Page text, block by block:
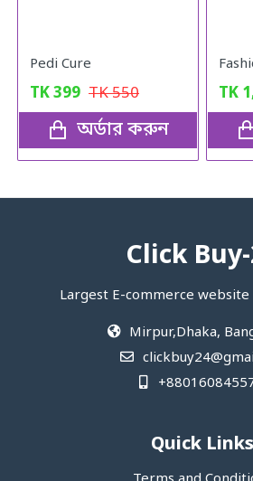
Pedi Cure
TK399 TK550
অর্ডার করুন
TK
Click
Largest E-commerce website
Mirpur,Dhaka,
Quick Links